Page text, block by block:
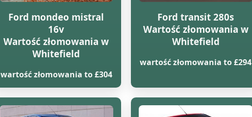
Ford mondeo mistral
16v
Wartość złomowania w
Whitefield
wartość złomowania to £304
Ford transit 280s
Wartość złomowania w
Whitefield
wartość złomowania to £294